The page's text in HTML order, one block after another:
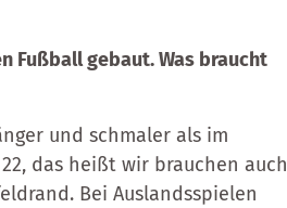
Fußball gebaut. Was braucht
und schmaler als im
das heißt wir brauchen auch
Bei Auslandsspielen